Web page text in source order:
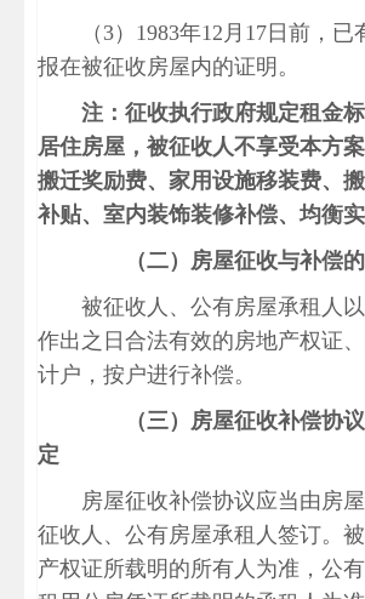
（3）1983年12月17日前，
报在被征收房屋内的证明。
注：征收执行政府规定租金
居住房屋，被征收人不享受本方
搬迁奖励费、家用设施移装费、
补贴、室内装饰装修补偿、均衡实
（二）房屋征收与补偿的
被征收人、公有房屋承租人
作出之日合法有效的房地产权证
计户，按户进行补偿。
（三）房屋征收补偿协议
定
房屋征收补偿协议应当由房
征收人、公有房屋承租人签订。
产权证所载明的所有人为准，公